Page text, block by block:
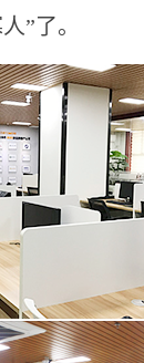
”了。